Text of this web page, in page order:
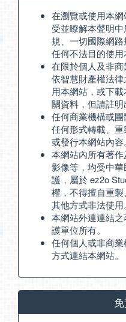
在瀏覽或使用本
受並瞭解本聲明
規、一切國際網
任何不法目的使用
在限於個人及非
依智慧財產權法
用本網站，或下
關資料，但請註明
任何商業機構或
任何形式轉載、
或發行本網站內容。
本網站內所有著作
影像等，均受中
護，屬於 ez2o
權，不得擅自重
其他方式非法使用。
本網站外連連結
護單位所有。
任何個人或非商
方式連結本網站。